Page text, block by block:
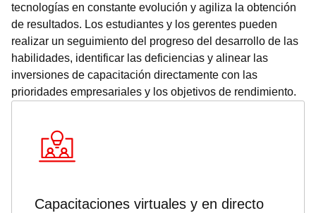
tecnologías en constante evolución y agiliza la obtención
de resultados. Los estudiantes y los gerentes pueden
realizar un seguimiento del progreso del desarrollo de las
habilidades, identificar las deficiencias y alinear las
inversiones de capacitación directamente con las
prioridades empresariales y los objetivos de rendimiento.
Capacitaciones virtuales y en directo